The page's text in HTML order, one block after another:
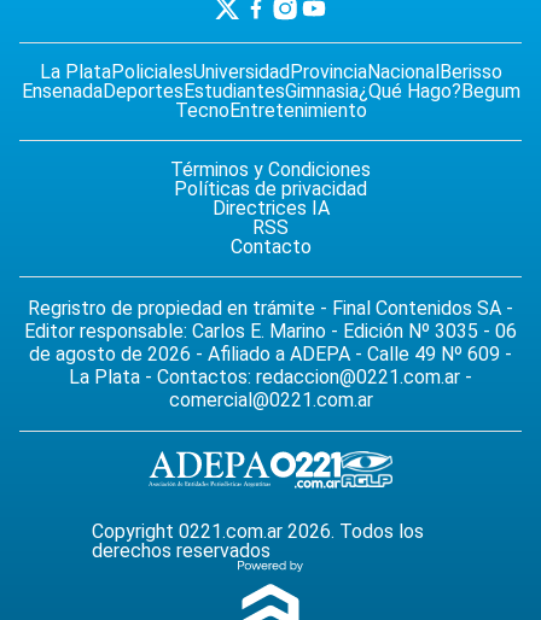
La PlataPolicialesUniversidadProvinciaNacionalBerisso
EnsenadaDeportesEstudiantesGimnasia¿Qué Hago?Begum
TecnoEntretenimiento
Términos y Condiciones
Políticas de privacidad
Directrices IA
RSS
Contacto
Regristro de propiedad en trámite - Final Contenidos SA -
Editor responsable: Carlos E. Marino - Edición Nº 3035 - 06
de agosto de 2026 - Afiliado a ADEPA - Calle 49 Nº 609 -
La Plata - Contactos: redaccion@0221.com.ar -
comercial@0221.com.ar
Copyright 0221.com.ar 2026. Todos los
derechos reservados